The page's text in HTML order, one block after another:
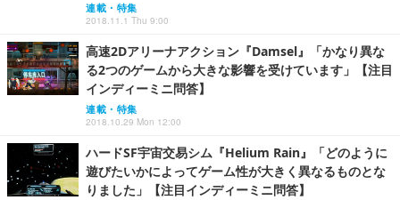
連載・特集
2018.11.1 Thu 9:00
高速2Dアリーナアクション『Damsel』「かなり異な
る2つのゲームから大きな影響を受けています」【注目
インディーミニ問答】
連載・特集
2018.10.29 Mon 12:00
ハードSF宇宙交易シム『Helium Rain』「どのように
遊びたいかによってゲーム性が大きく異なるものとな
りました」【注目インディーミニ問答】